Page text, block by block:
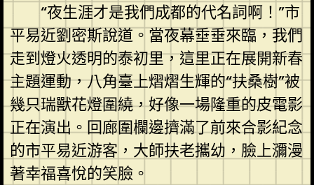
“夜生涯才是我們成都的代名詞啊！”市
平易近劉密斯說道。當夜幕垂垂來臨，我們
走到燈火透明的泰初里，這里正在展開新春
主題運動，八角臺上熠熠生輝的“扶桑樹”被
幾只瑞獸花燈圍繞，好像一場隆重的皮電影
正在演出。回廊圍欄邊擠滿了前來合影紀念
的市平易近游客，大師扶老攜幼，臉上瀰漫
著幸福喜悅的笑臉。